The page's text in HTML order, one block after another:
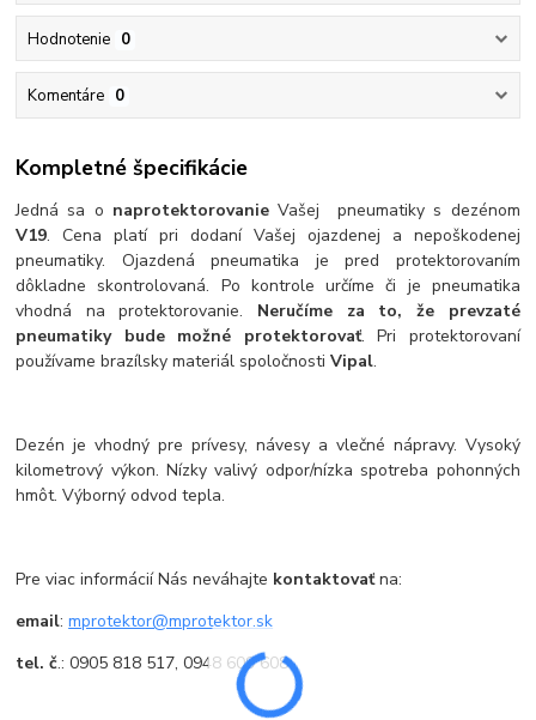
Hodnotenie 0
Komentáre 0
Kompletné špecifikácie
Jedná sa o naprotektorovanie Vašej pneumatiky s dezénom
V19. Cena platí pri dodaní Vašej ojazdenej a nepoškodenej
pneumatiky. Ojazdená pneumatika je pred protektorovaním
dôkladne skontrolovaná. Po kontrole určíme či je pneumatika
vhodná na protektorovanie. Neručíme za to, že prevzaté
pneumatiky bude možné protektorovať. Pri protektorovaní
používame brazílsky materiál spoločnostiVipal.
Dezén je vhodný pre prívesy, návesy a vlečné nápravy. Vysoký
kilometrový výkon. Nízky valivý odpor/nízka spotreba pohonných
hmôt. Výborný odvod tepla.
Pre viac informácií Nás neváhajte kontaktovaťna:
email:mprotektor@mprotektor.sk
tel. č.: 0905 818 517, 0948 609 608